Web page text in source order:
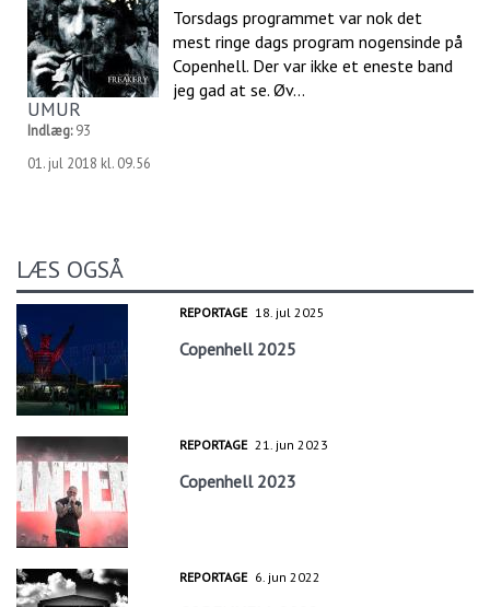
UMUR
Indlæg:93
01. jul 2018 kl. 09.56
Torsdags programmet var nok det
mest ringe dags program nogensinde på
Copenhell. Der var ikke et eneste band
jeg gad at se. Øv...
LÆS OGSÅ
REPORTAGE 18. jul 2025
Copenhell 2025
REPORTAGE 21. jun 2023
Copenhell 2023
REPORTAGE 6. jun 2022